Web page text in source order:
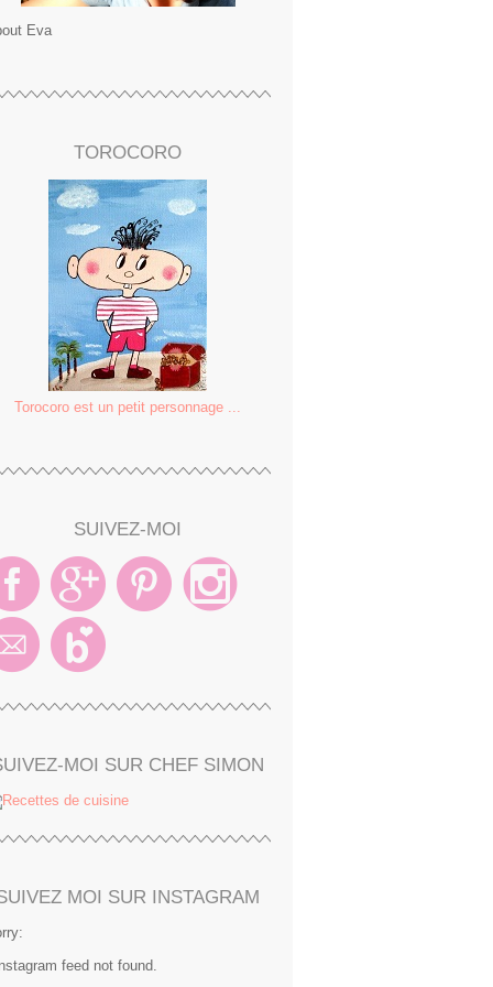
Eva
TOROCORO
Torocoro est un petit personnage ...
SUIVEZ-MOI
MOI SUR CHEF SIMON
MOI SUR INSTAGRAM
feed not found.